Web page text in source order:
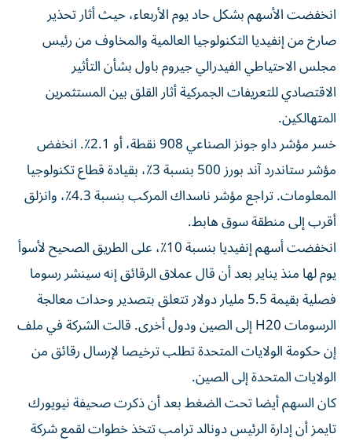
انخفضت الأسهم بشكل حاد يوم الأربعاء، حيث أثار تحذير
صارخ من إنفيديا التكنولوجيا العالمية والمخاوف من رئيس
مجلس الاحتياطي الفيدرالي جيروم باول بشأن التأثير
الاقتصادي للتعريفات الجمركية أثار القلق بين المستثمرين
المتهالكين.
خسر مؤشر داو جونز الصناعي 908 نقطة، أو 2.1٪. انخفض
مؤشر ستاندرد آند بورز 500 بنسبة 3٪، بقيادة قطاع تكنولوجيا
المعلومات. تراجع مؤشر ناسداك المركب بنسبة 4.3٪، وانزلق
أقرب إلى منطقة سوق هابط.
انخفضت أسهم إنفيديا بنسبة 10٪، على الطريق الصحيح لأسوأ
يوم لها منذ يناير بعد أن قال عملاق الرقائق إنه سينشر رسوما
فصلية بقيمة 5.5 مليار دولار تتعلق بتصدير وحدات معالجة
الرسومات H20 إلى الصين ودول أخرى. قالت الشركة في ملف
إن حكومة الولايات المتحدة تطلب ترخيصا لإرسال رقائق من
الولايات المتحدة إلى الصين.
كان السهم أيضا تحت الضغط بعد أن ذكرت صحيفة نيويورك
تايمز أن إدارة الرئيس دونالد ترامب تتخذ خطوات لقمع شركة